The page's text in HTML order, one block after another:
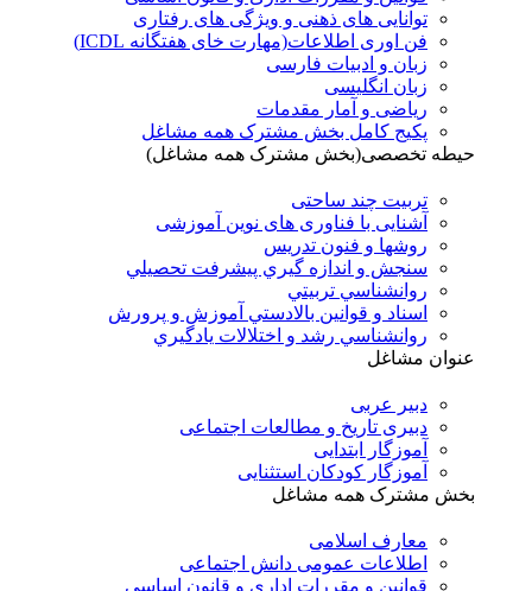
توانایی های ذهنی و ویژگی های رفتاری
فن اوری اطلاعات(مهارت خای هفتگانه ICDL)
زبان و ادبیات فارسی
زبان انگلیسی
ریاضی و آمار مقدمات
پکیج کامل بخش مشترک همه مشاغل
حیطه تخصصی(بخش مشترک همه مشاغل)
تربیت چند ساحتی
آشنایی با فناوری های نوین آموزشی
روشها و فنون تدريس
سنجش و اندازه گيري پيشرفت تحصيلي
روانشناسي تربيتي
اسناد و قوانين بالادستي آموزش و پرورش
روانشناسي رشد و اختلالات يادگيري
عنوان مشاغل
دبير عربی
دبیری تاریخ و مطالعات اجتماعی
آموزگار ابتدایی
آموزگار کودکان استثنایی
بخش مشترک همه مشاغل
معارف اسلامی
اطلاعات عمومی دانش اجتماعی
قوانین و مقررات اداری و قانون اساسی